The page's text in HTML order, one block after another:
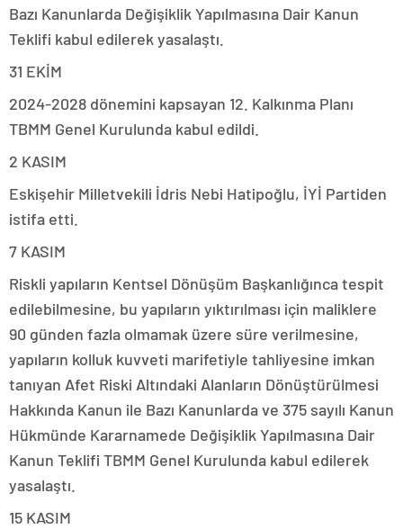
Bazı Kanunlarda Değişiklik Yapılmasına Dair Kanun
Teklifi kabul edilerek yasalaştı.
31 EKİM
2024-2028 dönemini kapsayan 12. Kalkınma Planı
TBMM Genel Kurulunda kabul edildi.
2 KASIM
Eskişehir Milletvekili İdris Nebi Hatipoğlu, İYİ Partiden
istifa etti.
7 KASIM
Riskli yapıların Kentsel Dönüşüm Başkanlığınca tespit
edilebilmesine, bu yapıların yıktırılması için maliklere
90 günden fazla olmamak üzere süre verilmesine,
yapıların kolluk kuvveti marifetiyle tahliyesine imkan
tanıyan Afet Riski Altındaki Alanların Dönüştürülmesi
Hakkında Kanun ile Bazı Kanunlarda ve 375 sayılı Kanun
Hükmünde Kararnamede Değişiklik Yapılmasına Dair
Kanun Teklifi TBMM Genel Kurulunda kabul edilerek
yasalaştı.
15 KASIM